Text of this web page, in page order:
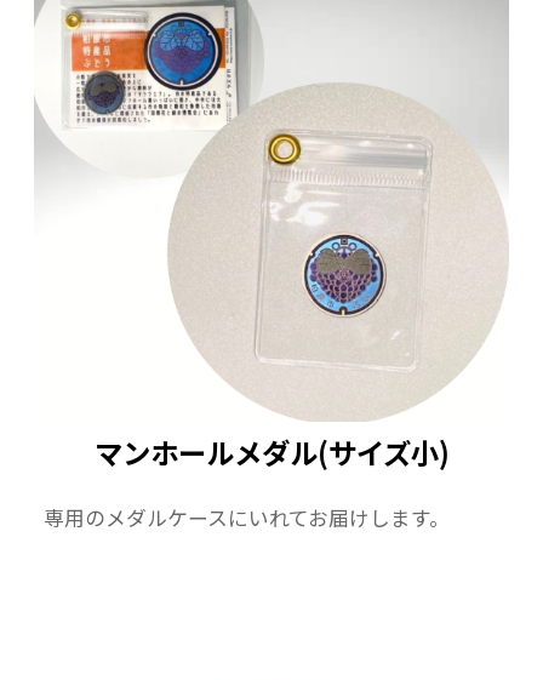
マンホールメダル(サイズ小)
専用のメダルケースにいれてお届けします。